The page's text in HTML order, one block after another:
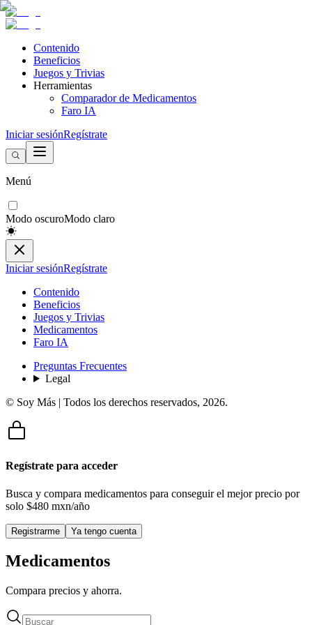
Contenido
Beneficios
Juegos y Trivias
Herramientas
Comparador de Medicamentos
Faro IA
Iniciar sesiónRegístrate
Menú
Modo oscuroModo claro
Iniciar sesiónRegístrate
Contenido
Beneficios
Juegos y Trivias
Medicamentos
Faro IA
Preguntas Frecuentes
Legal
© Soy Más | Todos los derechos reservados, 2026.
Regístrate para acceder
Busca y compara medicamentos para conseguir el mejor precio por
solo $480 mxn/año
Registrarme Ya tengo cuenta
Medicamentos
Compara precios y ahorra.